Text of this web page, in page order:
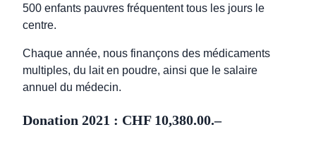
500 enfants pauvres fréquentent tous les jours le
centre.
Chaque année, nous finançons des médicaments
multiples, du lait en poudre, ainsi que le salaire
annuel du médecin.
Donation 2021 : CHF 10,380.00.–